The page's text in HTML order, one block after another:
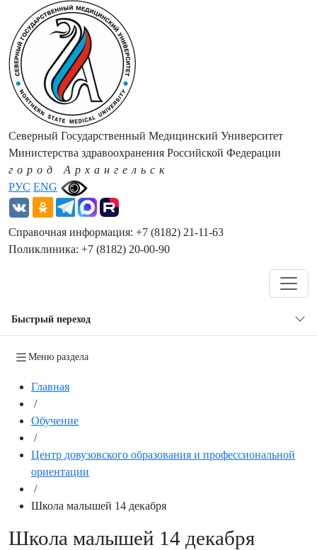
РУС ENG
Северный Государственный Медицинский Университет
Министерства здравоохранения Российской Федерации
город Архангельск
Справочная информация: +7 (8182) 21-11-63
Поликлиника: +7 (8182) 20-00-90
Быстрый переход
Меню раздела
Главная
/
Обучение
/
Центр довузовского образования и профессиональной
ориентации
/
Школа малышей 14 декабря
Школа малышей 14 декабря